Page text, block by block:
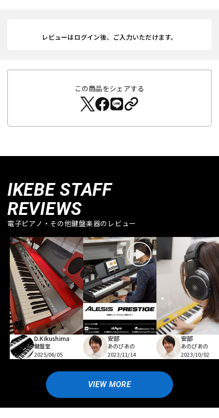
レビューはログイン後、ご入力いただけます。
この商品をシェアする
IKEBE STAFF
REVIEWS
電子ピアノ・その他鍵盤楽器のレビュー
D.Kikushima
鍵盤堂
2025/06/05
安部
あのぴあの
2023/11/14
安部
あのぴあの
2023/10/02
VIEW MORE